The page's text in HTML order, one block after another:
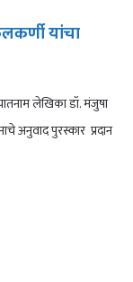
यांचा
लेखिका डॉ. मंजुषा
अनुवाद पुरस्कार प्रदान